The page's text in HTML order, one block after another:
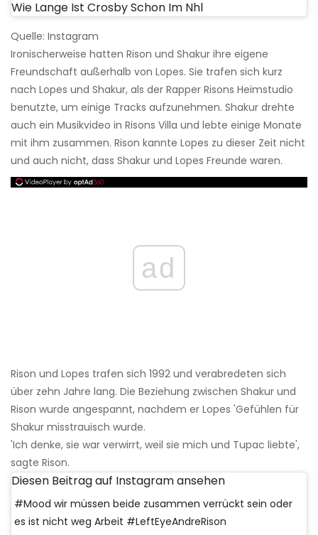
Wie Lange Ist Crosby Schon Im Nhl
Quelle: Instagram
Ironischerweise hatten Rison und Shakur ihre eigene
Freundschaft außerhalb von Lopes. Sie trafen sich kurz
nach Lopes und Shakur, als der Rapper Risons Heimstudio
benutzte, um einige Tracks aufzunehmen. Shakur drehte
auch ein Musikvideo in Risons Villa und lebte einige Monate
mit ihm zusammen. Rison kannte Lopes zu dieser Zeit nicht
und auch nicht, dass Shakur und Lopes Freunde waren.
ad
Rison und Lopes trafen sich 1992 und verabredeten sich
über zehn Jahre lang. Die Beziehung zwischen Shakur und
Rison wurde angespannt, nachdem er Lopes 'Gefühlen für
Shakur misstrauisch wurde.
'Ich denke, sie war verwirrt, weil sie mich und Tupac liebte',
sagte Rison.
Diesen Beitrag auf Instagram ansehen
#Mood wir müssen beide zusammen verrückt sein oder
es ist nicht weg Arbeit #LeftEyeAndreRison